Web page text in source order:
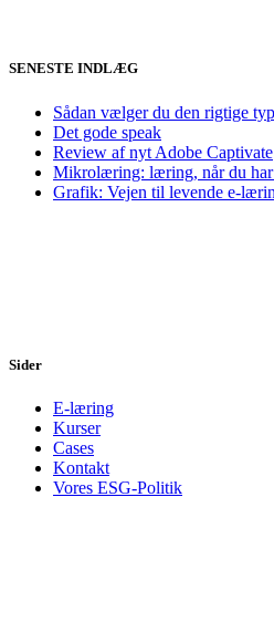
SENESTE INDLÆG
Sådan vælger du den rigtige
Det gode speak
Review af nyt Adobe Captivate
Mikrolæring: læring, når du
Grafik: Vejen til levende e-
Sider
E-læring
Kurser
Cases
Kontakt
Vores ESG-Politik